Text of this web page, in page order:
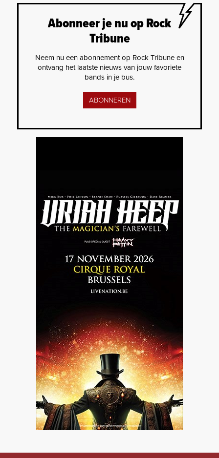
Abonneer je nu op Rock
Tribune
Neem nu een abonnement op Rock Tribune en
ontvang het laatste nieuws van jouw favoriete
bands in je bus.
ABONNEREN